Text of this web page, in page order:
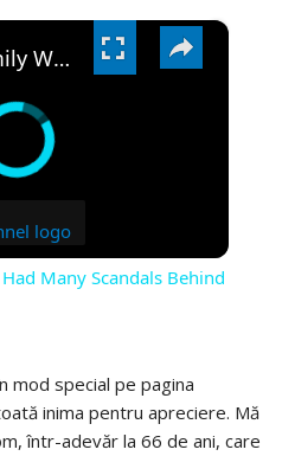
×
Modern Family Women Had Many Scandals Behind The Scenes
Many Scandals Behind
mod special pe pagina
inima pentru apreciere. Mă
într-adevăr la 66 de ani, care